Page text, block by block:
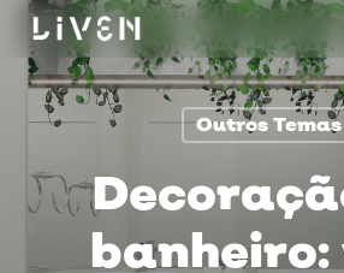
Skip
main
content
Outros Temas
banheiro: